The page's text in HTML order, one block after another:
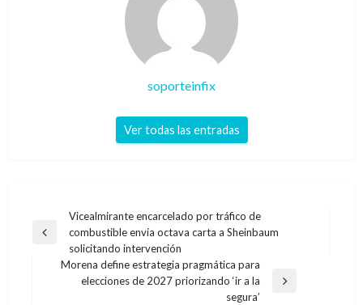
soporteinfix
Ver todas las entradas
Navegación
de
entradas
Entrada
Vicealmirante encarcelado por tráfico de
combustible envía octava carta a Sheinbaum
solicitando intervención
Entrada
Morena define estrategia pragmática para
elecciones de 2027 priorizando ‘ir a la
segura’